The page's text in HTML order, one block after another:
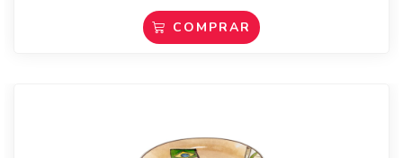
COMPRAR